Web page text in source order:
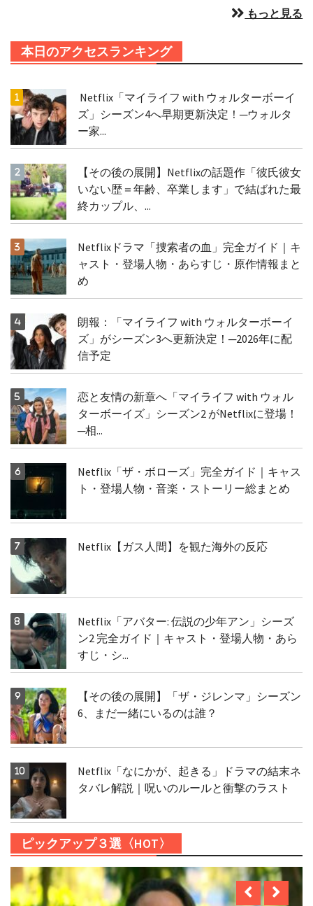
もっと見る
本日のアクセスランキング
Netflix「マイライフ with ウォルターボーイ
ズ」シーズン4へ早期更新決定！─ウォルタ
ー家...
【その後の展開】Netflixの話題作「彼氏彼女
いない歴＝年齢、卒業します」で結ばれた最
終カップル、...
Netflixドラマ「捜索者の血」完全ガイド｜キ
ャスト・登場人物・あらすじ・原作情報まと
め
朗報：「マイライフ with ウォルターボーイ
ズ」がシーズン3へ更新決定！─2026年に配
信予定
恋と友情の新章へ「マイライフ with ウォル
ターボーイズ」シーズン2 がNetflixに登場！
─相...
Netflix「ザ・ボローズ」完全ガイド｜キャス
ト・登場人物・音楽・ストーリー総まとめ
Netflix【ガス人間】を観た海外の反応
Netflix「アバター: 伝説の少年アン」シーズ
ン2 完全ガイド｜キャスト・登場人物・あら
すじ・シ...
【その後の展開】「ザ・ジレンマ」シーズン
6、まだ一緒にいるのは誰？
Netflix「なにかが、起きる」ドラマの結末ネ
タバレ解説｜呪いのルールと衝撃のラスト
ピックアップ３選〈HOT〉